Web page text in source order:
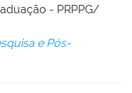
- PRPPG/
e Pós-